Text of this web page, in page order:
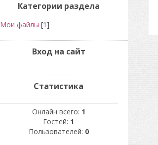
Категории раздела
Мои файлы [1]
Вход на сайт
Статистика
Онлайн всего: 1
Гостей: 1
Пользователей: 0